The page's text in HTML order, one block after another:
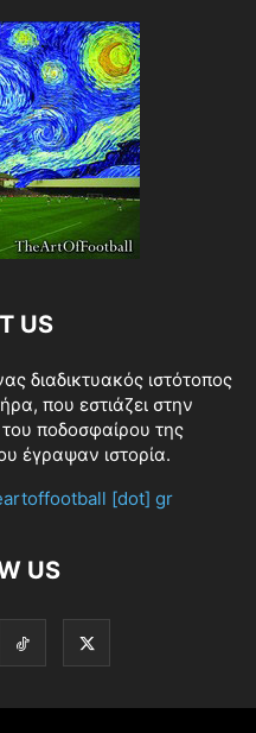
US
διαδικτυακός ιστότοπος
που εστιάζει στην
ποδοσφαίρου της
έγραψαν ιστορία.
[dot] gr
US